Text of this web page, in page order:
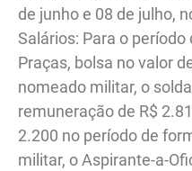
de junho e 08 de julho,
Salários: Para o
Praças, bolsa no valor
nomeado militar, o
remuneração de R$
2.200 no período de
militar, o Aspirante-a-